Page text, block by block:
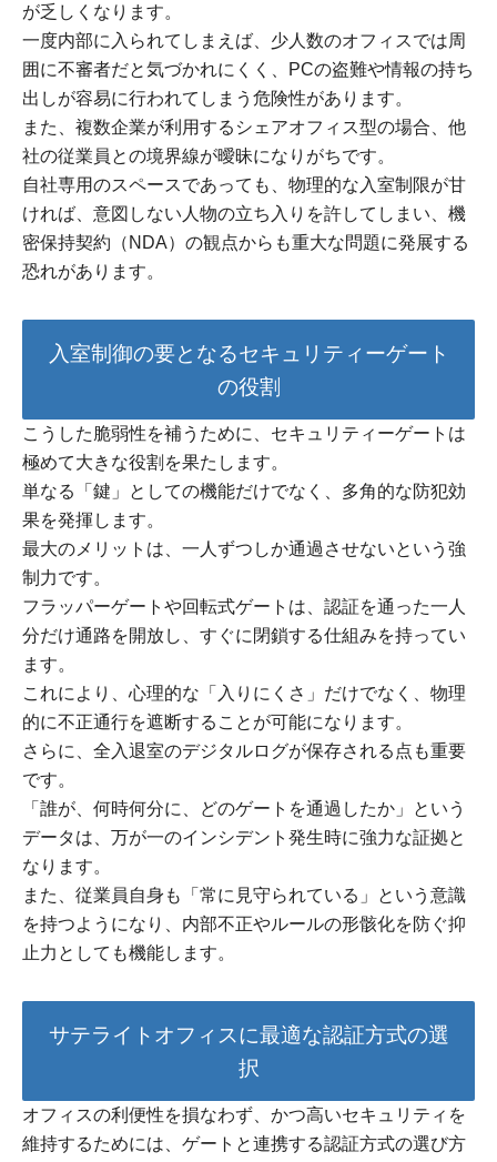
が乏しくなります。
一度内部に入られてしまえば、少人数のオフィスでは周
囲に不審者だと気づかれにくく、PCの盗難や情報の持ち
出しが容易に行われてしまう危険性があります。
また、複数企業が利用するシェアオフィス型の場合、他
社の従業員との境界線が曖昧になりがちです。
自社専用のスペースであっても、物理的な入室制限が甘
ければ、意図しない人物の立ち入りを許してしまい、機
密保持契約（NDA）の観点からも重大な問題に発展する
恐れがあります。
入室制御の要となるセキュリティーゲート
の役割
こうした脆弱性を補うために、セキュリティーゲートは
極めて大きな役割を果たします。
単なる「鍵」としての機能だけでなく、多角的な防犯効
果を発揮します。
最大のメリットは、一人ずつしか通過させないという強
制力です。
フラッパーゲートや回転式ゲートは、認証を通った一人
分だけ通路を開放し、すぐに閉鎖する仕組みを持ってい
ます。
これにより、心理的な「入りにくさ」だけでなく、物理
的に不正通行を遮断することが可能になります。
さらに、全入退室のデジタルログが保存される点も重要
です。
「誰が、何時何分に、どのゲートを通過したか」という
データは、万が一のインシデント発生時に強力な証拠と
なります。
また、従業員自身も「常に見守られている」という意識
を持つようになり、内部不正やルールの形骸化を防ぐ抑
止力としても機能します。
サテライトオフィスに最適な認証方式の選
択
オフィスの利便性を損なわず、かつ高いセキュリティを
維持するためには、ゲートと連携する認証方式の選び方